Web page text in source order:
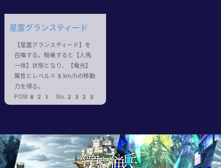
星霊グランスティード
【星霊グランスティード】を
召喚する。騎乗すると【人馬
一体】状態となり、【電光】
属性とレベル×5km/hの移動
力を得る。
POW821 No.2323